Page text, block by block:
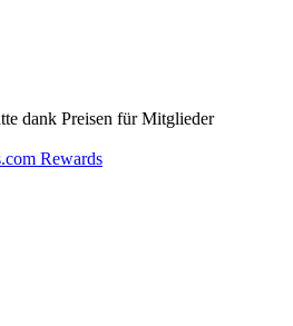
dank Preisen für Mitglieder
Rewards